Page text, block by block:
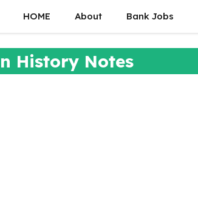
HOME About Bank Jobs
History Notes